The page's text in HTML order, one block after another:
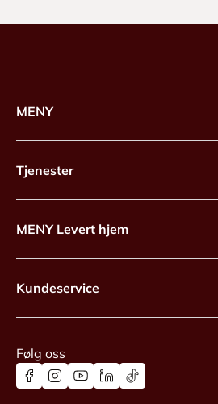
MENY
Tjenester
MENY Levert hjem
Kundeservice
Følg oss